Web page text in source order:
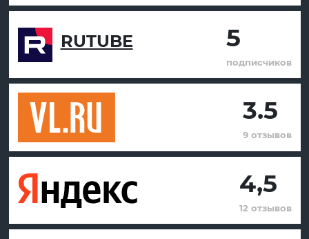
RUTUBE 5
подписчиков
3.5
9 отзывов
4,5
12 отзывов